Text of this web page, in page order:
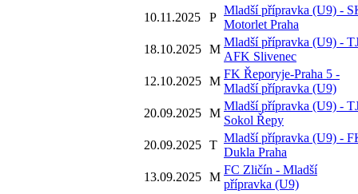
10.11.2025
P
Mladší přípravka (U9) -
Motorlet Praha
18.10.2025 M
Mladší přípravka (U9) -
AFK Slivenec
12.10.2025 M
FK Řeporyje-Praha 5 -
Mladší přípravka (U9)
20.09.2025 M
Mladší přípravka (U9) -
Sokol Řepy
20.09.2025 T
Mladší přípravka (U9) -
Dukla Praha
13.09.2025 M
FC Zličín - Mladší
přípravka (U9)